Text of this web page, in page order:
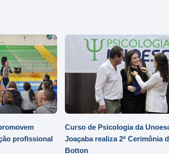
profissional
Curso de Psicologia da
Joaçaba realiza 2ª Cerimônia
Botton